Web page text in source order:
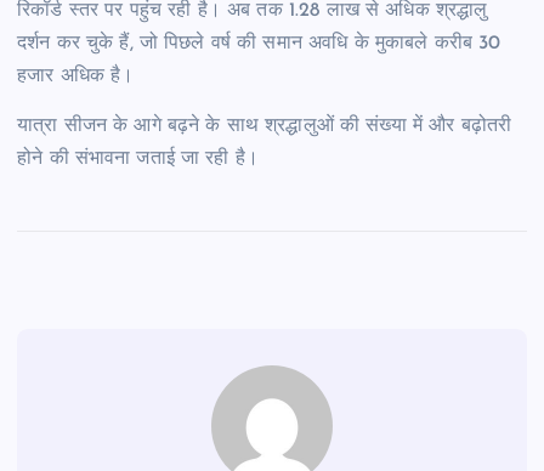
रिकॉर्ड स्तर पर पहुंच रही है। अब तक 1.28 लाख से अधिक श्रद्धालु
दर्शन कर चुके हैं, जो पिछले वर्ष की समान अवधि के मुकाबले करीब 30
हजार अधिक है।
यात्रा सीजन के आगे बढ़ने के साथ श्रद्धालुओं की संख्या में और बढ़ोतरी
होने की संभावना जताई जा रही है।